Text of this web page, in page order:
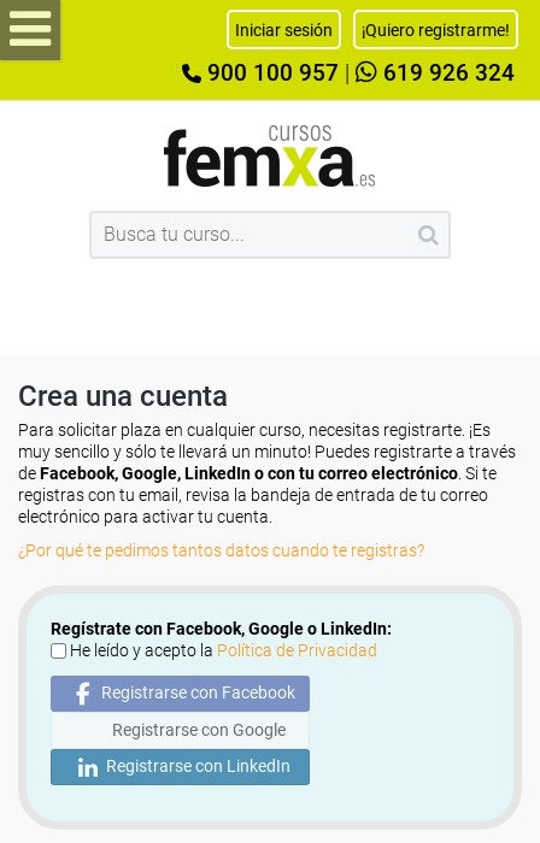
Iniciar sesión ¡Quiero registrarme!
900 100 957 619 926 324
Crea una cuenta
Para solicitar plaza en cualquier curso, necesitas registrarte. ¡Es
muy sencillo y sólo te llevará un minuto! Puedes registrarte a través
deFacebook, Google, LinkedIn o con tu correo electrónico . Si te
registras con tu email, revisa la bandeja de entrada de tu correo
electrónico para activar tu cuenta.
¿Por qué te pedimos tantos datos cuando te registras?
Regístrate con Facebook, Google o LinkedIn:
He leído y acepto la Política de Privacidad
Registrarse con Facebook
Registrarse con Google
Registrarse con LinkedIn